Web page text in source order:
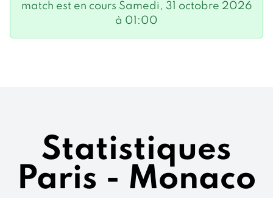
match est en cours Samedi, 31 octobre 2026
à 01:00
Statistiques
Paris - Monaco